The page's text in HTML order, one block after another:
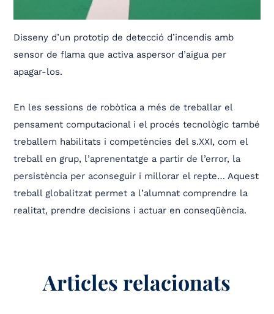
Disseny d’un prototip de detecció d’incendis amb
sensor de flama que activa aspersor d’aigua per
apagar-los.
En les sessions de robòtica a més de treballar el
pensament computacional i el procés tecnològic també
treballem habilitats i competències del s.XXI, com el
treball en grup, l’aprenentatge a partir de l’error, la
persistència per aconseguir i millorar el repte… Aquest
treball globalitzat permet a l’alumnat comprendre la
realitat, prendre decisions i actuar en conseqüència.
Articles relacionats